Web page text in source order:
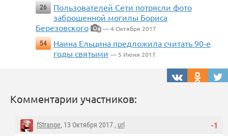
26
Пользователей Сети потрясли фото
заброшенной могилы Бориса
Березовского
4 — 4 Октября 2017
54
Наина Ельцина предложила считать 90-е
годы святыми — 5 Июня 2017
Комментарии участников:
-1
fStrange, 13 Октября 2017 , url